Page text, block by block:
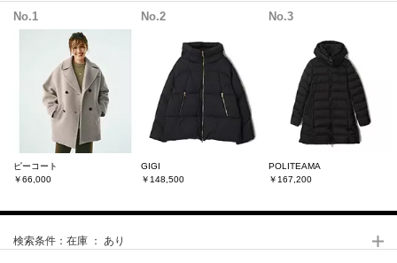
No.1
ピーコート
￥66,000
No.2
GIGI
￥148,500
No.3
POLITEAMA
￥167,200
検索条件： 在庫 ： あり